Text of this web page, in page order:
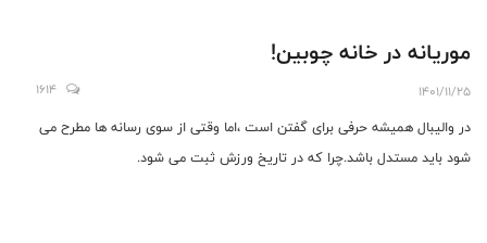
موریانه در خانه چوبین!
1401/11/25
1614
در والیبال همیشه حرفی برای گفتن است ،اما وقتی از سوی رسانه ها مطرح می
شود باید مستدل باشد.چرا که در تاریخ ورزش ثبت می شود.